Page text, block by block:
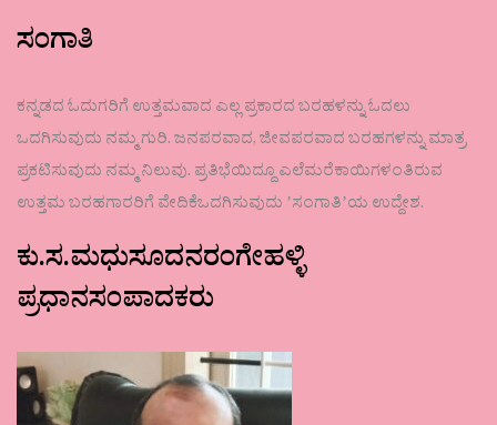
ಸಂಗಾತಿ
ಕನ್ನಡದ ಓದುಗರಿಗೆ ಉತ್ತಮವಾದ ಎಲ್ಲ ಪ್ರಕಾರದ ಬರಹಳನ್ನು ಓದಲು
ಒದಗಿಸುವುದು ನಮ್ಮ ಗುರಿ. ಜನಪರವಾದ, ಜೀವಪರವಾದ ಬರಹಗಳನ್ನು ಮಾತ್ರ
ಪ್ರಕಟಿಸುವುದು ನಮ್ಮ ನಿಲುವು. ಪ್ರತಿಭೆಯಿದ್ದೂ ಎಲೆಮರೆಕಾಯಿಗಳಂತಿರುವ
ಉತ್ತಮ ಬರಹಗಾರರಿಗೆ ವೇದಿಕೆಒದಗಿಸುವುದು ʼಸಂಗಾತಿʼಯ ಉದ್ದೇಶ.
ಕು.ಸ.ಮಧುಸೂದನರಂಗೇಹಳ್ಳಿ
ಪ್ರಧಾನಸಂಪಾದಕರು